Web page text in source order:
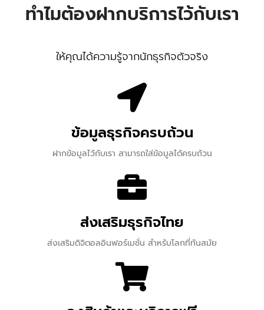
ทำไมต้องฝากบริการไว้กับเรา
ให้คุณได้ความรู้จากนักธุรกิจตัวจริง
ข้อมูลธุรกิจครบถ้วน
ฝากข้อมูลไว้กับเรา สามารถใส่ข้อมูลได้ครบถ้วน
ส่งเสริมธุรกิจไทย
ส่งเสริมดิจิตอลอินฟอร์เมชั่น สำหรับโลกที่ทันสมัย